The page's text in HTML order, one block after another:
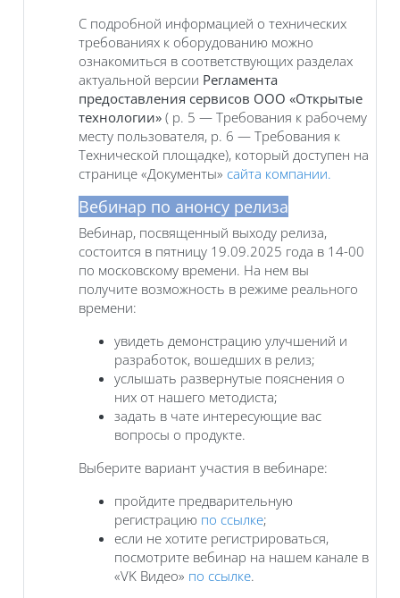
С подробной информацией о технических
требованиях к оборудованию можно
ознакомиться в соответствующих разделах
актуальной версии Регламента
предоставления сервисов ООО «Открытые
технологии» ( р. 5 — Требования к рабочему
месту пользователя, р. 6 — Требования к
Технической площадке), который доступен на
странице «Документы» сайта компании.
Вебинар по анонсу релиза
Вебинар, посвященный выходу релиза,
состоится в пятницу 19.09.2025 года в 14-00
по московскому времени. На нем вы
получите возможность в режиме реального
времени:
увидеть демонстрацию улучшений и
разработок, вошедших в релиз;
услышать развернутые пояснения о
них от нашего методиста;
задать в чате интересующие вас
вопросы о продукте.
Выберите вариант участия в вебинаре:
пройдите предварительную
регистрацию по ссылке;
если не хотите регистрироваться,
посмотрите вебинар на нашем канале в
«VK Видео» по ссылке.